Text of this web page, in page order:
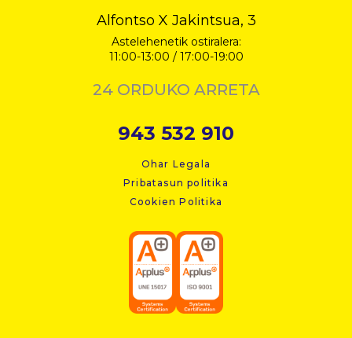
Alfontso X Jakintsua, 3
Astelehenetik ostiralera:
11:00-13:00 / 17:00-19:00
24 ORDUKO ARRETA
943 532 910
Ohar Legala
Pribatasun politika
Cookien Politika